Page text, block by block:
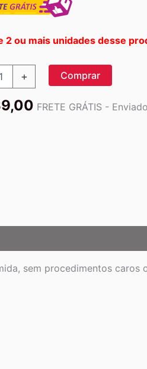
2 ou mais unidades desse
+ Comprar
FRETE GRÁTIS -
sem procedimentos caros